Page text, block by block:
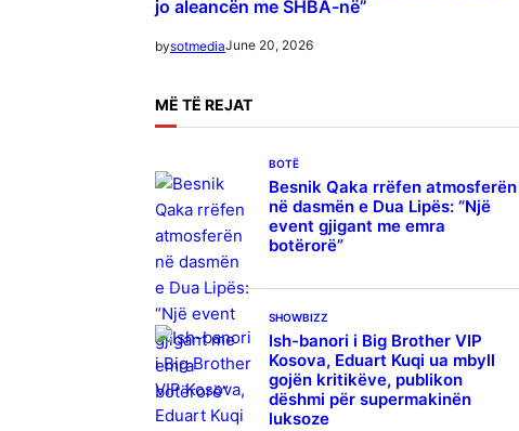
jo aleancën me SHBA-në”
bysotmediaJune 20, 2026
MË TË REJAT
BOTË
Besnik Qaka rrëfen atmosferën
në dasmën e Dua Lipës: “Një
event gjigant me emra
botërorë”
SHOWBIZZ
Ish-banori i Big Brother VIP
Kosova, Eduart Kuqi ua mbyll
gojën kritikëve, publikon
dëshmi për supermakinën
luksoze